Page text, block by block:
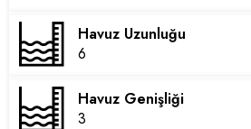
Havuz Uzunluğu
6
Havuz Genişliği
3